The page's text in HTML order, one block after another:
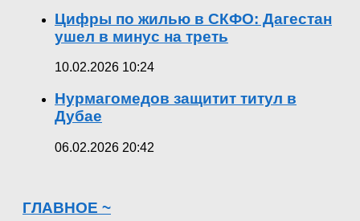
Цифры по жилью в СКФО: Дагестан
ушел в минус на треть
10.02.2026 10:24
Нурмагомедов защитит титул в
Дубае
06.02.2026 20:42
ГЛАВНОЕ ~